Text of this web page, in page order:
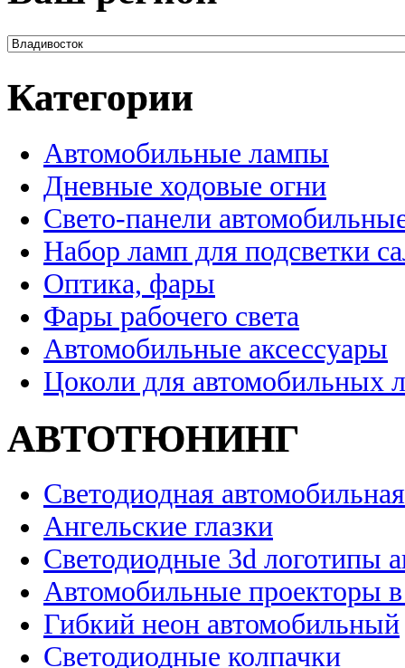
Категории
Автомобильные лампы
Дневные ходовые огни
Свето-панели
Набор ламп для подсветки
Оптика, фары
Фары рабочего света
Автомобильные аксессуары
Цоколи для автомобильных
АВТОТЮНИНГ
Светодиодная
Ангельские глазки
Светодиодные 3d логотипы
Автомобильные проекторы
Гибкий неон автомобильный
Светодиодные колпачки